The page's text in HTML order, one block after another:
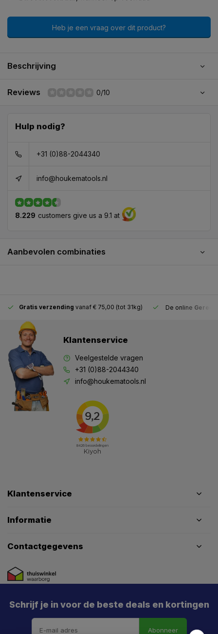
Heb je een vraag over dit product?
Beschrijving
Reviews 0/10
Hulp nodig?
+31 (0)88-2044340
info@houkematools.nl
8.229 customers give us a 9.1 at
Aanbevolen combinaties
Gratis verzending vanaf € 75,00 (tot 31kg) De online
Klantenservice
Veelgestelde vragen
+31 (0)88-2044340
info@houkematools.nl
Klantenservice
Informatie
Contactgegevens
Schrijf je in voor de beste deals en kortingen
Abonneer